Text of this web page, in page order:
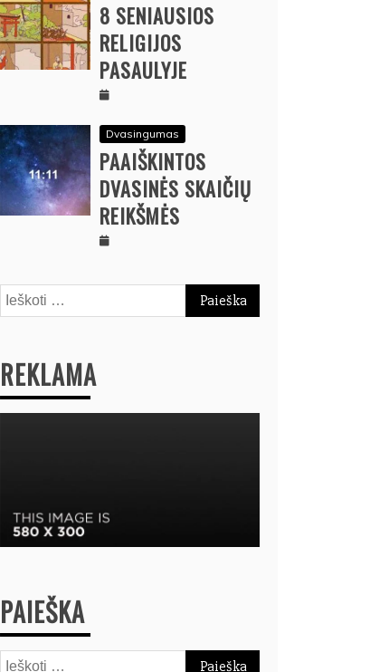
8 SENIAUSIOS
RELIGIJOS
PASAULYJE
Dvasingumas
PAAIŠKINTOS
DVASINĖS SKAIČIŲ
REIKŠMĖS
Ieškoti:
REKLAMA
PAIEŠKA
Ieškoti: